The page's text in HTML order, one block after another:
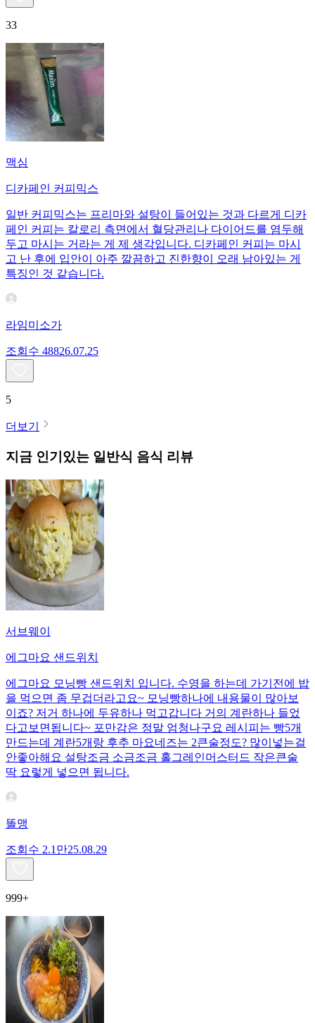
33
맥심
디카페인 커피믹스
일반 커피믹스는 프리마와 설탕이 들어있는 것과 다르게 디카
페인 커피는 칼로리 측면에서 혈당관리나 다이어드를 염두해
두고 마시는 거라는 게 제 생각입니다. 디카페인 커피는 마시
고 난 후에 입안이 아주 깔끔하고 진한향이 오래 남아있는 게
특징인 것 같습니다.
라임미소가
조회수 48826.07.25
5
더보기
지금 인기있는 일반식 음식 리뷰
서브웨이
에그마요 샌드위치
에그마요 모닝빵 샌드위치 입니다. 수영을 하는데 가기전에 밥
을 먹으면 좀 무겁더라고요~ 모닝빵하나에 내용물이 많아보
이죠? 저거 하나에 두유하나 먹고갑니다 거의 계란하나 들었
다고보면됩니다~ 포만감은 정말 엄청나구요 레시피는 빵5개
만드는데 계란5개랑 후추 마요네즈는 2큰술정도? 많이넣는걸
안좋아해요 설탕조금 소금조금 홀그레인머스터드 작은큰술
딱 요렇게 넣으면 됩니다.
똘맹
조회수 2.1만25.08.29
999+